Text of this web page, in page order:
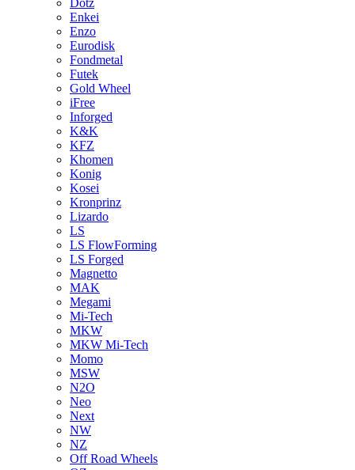
Dotz
Enkei
Enzo
Eurodisk
Fondmetal
Futek
Gold Wheel
iFree
Inforged
K&K
KFZ
Khomen
Konig
Kosei
Kronprinz
Lizardo
LS
LS FlowForming
LS Forged
Magnetto
MAK
Megami
Mi-Tech
MKW
MKW Mi-Tech
Momo
MSW
N2O
Neo
Next
NW
NZ
Off Road Wheels